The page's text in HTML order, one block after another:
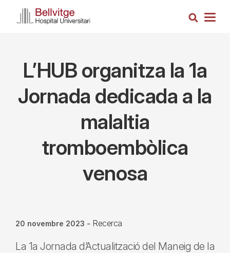
Cerca
L’HUB organitza la 1a
Jornada dedicada a la
malaltia
tromboembòlica
venosa
20 novembre 2023 - Recerca
La 1a Jornada d’Actualització del Maneig de la